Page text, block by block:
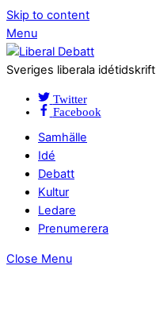
Skip to content
Menu
Sveriges liberala idétidskrift
Twitter
Facebook
Samhälle
Idé
Debatt
Kultur
Ledare
Prenumerera
Close Menu